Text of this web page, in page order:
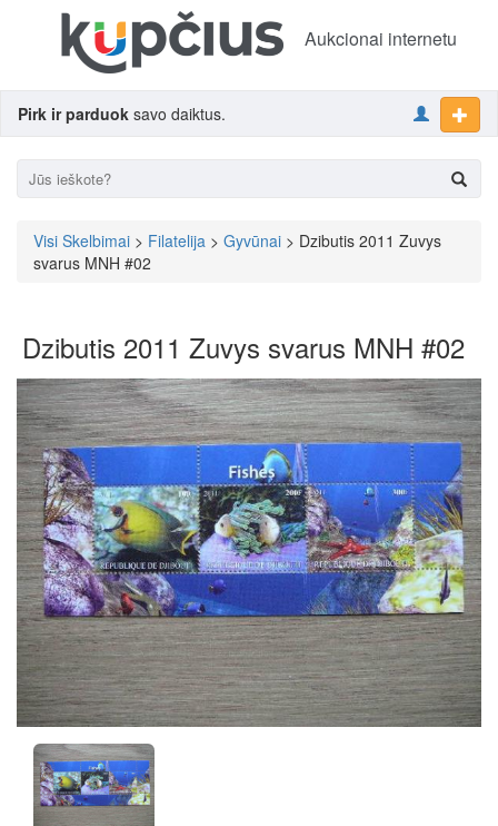
Aukcionai internetu
Pirk ir parduok savo daiktus.
Visi Skelbimai > Filatelija > Gyvūnai > Dzibutis 2011 Zuvys
svarus MNH #02
Dzibutis 2011 Zuvys svarus MNH #02